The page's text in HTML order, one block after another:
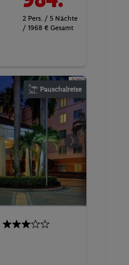
2 Pers. / 5 Nächte
/ 1968 € Gesamt
Pauschalreise